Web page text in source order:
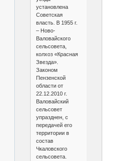
установлена
Советская
власть. В 1955 г.
– Ново-
Валовайского
сельсовета,
колхоз «Красная
Звезда».
Законом
Пензенской
области от
22.12.2010 г.
Валовайский
сельсовет
упразднен, с
передачей его
территории в
состав
Чкаловского
сельсовета.